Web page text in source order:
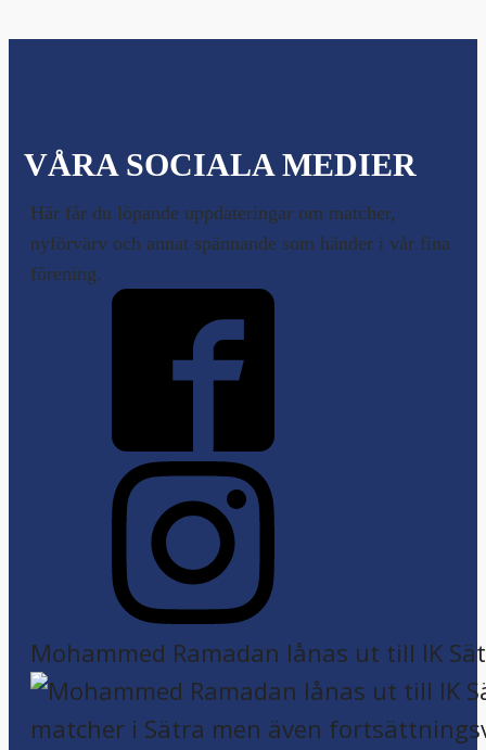
VÅRA SOCIALA MEDIER
Här får du löpande uppdateringar om matcher,
nyförvärv och annat spännande som händer i vår fina
förening.
Mohammed Ramadan lånas ut till IK